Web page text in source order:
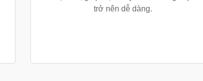
trở nên dễ dàng.